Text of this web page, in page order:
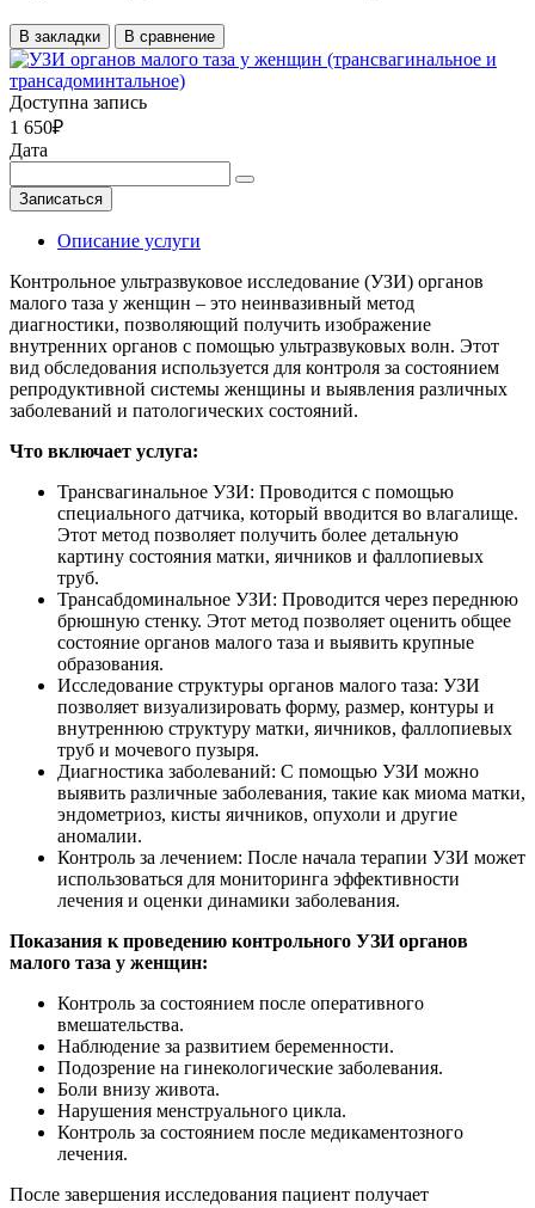
В закладки В сравнение
Доступна запись
1 650₽
Дата
Записаться
Описание услуги
Контрольное ультразвуковое исследование (УЗИ) органов
малого таза у женщин – это неинвазивный метод
диагностики, позволяющий получить изображение
внутренних органов с помощью ультразвуковых волн. Этот
вид обследования используется для контроля за состоянием
репродуктивной системы женщины и выявления различных
заболеваний и патологических состояний.
Что включает услуга:
Трансвагинальное УЗИ: Проводится с помощью
специального датчика, который вводится во влагалище.
Этот метод позволяет получить более детальную
картину состояния матки, яичников и фаллопиевых
труб.
Трансабдоминальное УЗИ: Проводится через переднюю
брюшную стенку. Этот метод позволяет оценить общее
состояние органов малого таза и выявить крупные
образования.
Исследование структуры органов малого таза: УЗИ
позволяет визуализировать форму, размер, контуры и
внутреннюю структуру матки, яичников, фаллопиевых
труб и мочевого пузыря.
Диагностика заболеваний: С помощью УЗИ можно
выявить различные заболевания, такие как миома матки,
эндометриоз, кисты яичников, опухоли и другие
аномалии.
Контроль за лечением: После начала терапии УЗИ может
использоваться для мониторинга эффективности
лечения и оценки динамики заболевания.
Показания к проведению контрольного УЗИ органов
малого таза у женщин:
Контроль за состоянием после оперативного
вмешательства.
Наблюдение за развитием беременности.
Подозрение на гинекологические заболевания.
Боли внизу живота.
Нарушения менструального цикла.
Контроль за состоянием после медикаментозного
лечения.
После завершения исследования пациент получает